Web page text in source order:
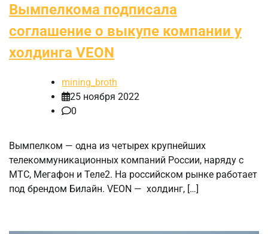
Вымпелкома подписала
соглашение о выкупе компании у
холдинга VEON
mining_broth
25 ноября 2022
0
Вымпелком — одна из четырех крупнейших
телекоммуникационных компаний России, наряду с
МТС, Мегафон и Теле2. На российском рынке работает
под брендом Билайн. VEON — холдинг, […]